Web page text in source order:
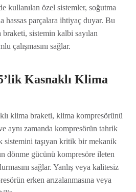
kullanılan özel sistemler, soğutma
hassas parçalara ihtiyaç duyar. Bu
sistemin kalbi sayılan
çalışmasını sağlar.
Kasnaklı Klima
klima braketi, klima kompresörünü
aynı zamanda kompresörün tahrik
sistemini taşıyan kritik bir mekanik
dönme gücünü kompresöre ileten
sağlar. Yanlış veya kalitesiz
erken arızalanmasına veya